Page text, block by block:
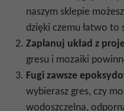
naszym sklepie
dzięki czemu łatwo to
Zaplanuj układ z
gresu i mozaiki
Fugi zawsze
wybierasz gres, czy
wodoszczelna,